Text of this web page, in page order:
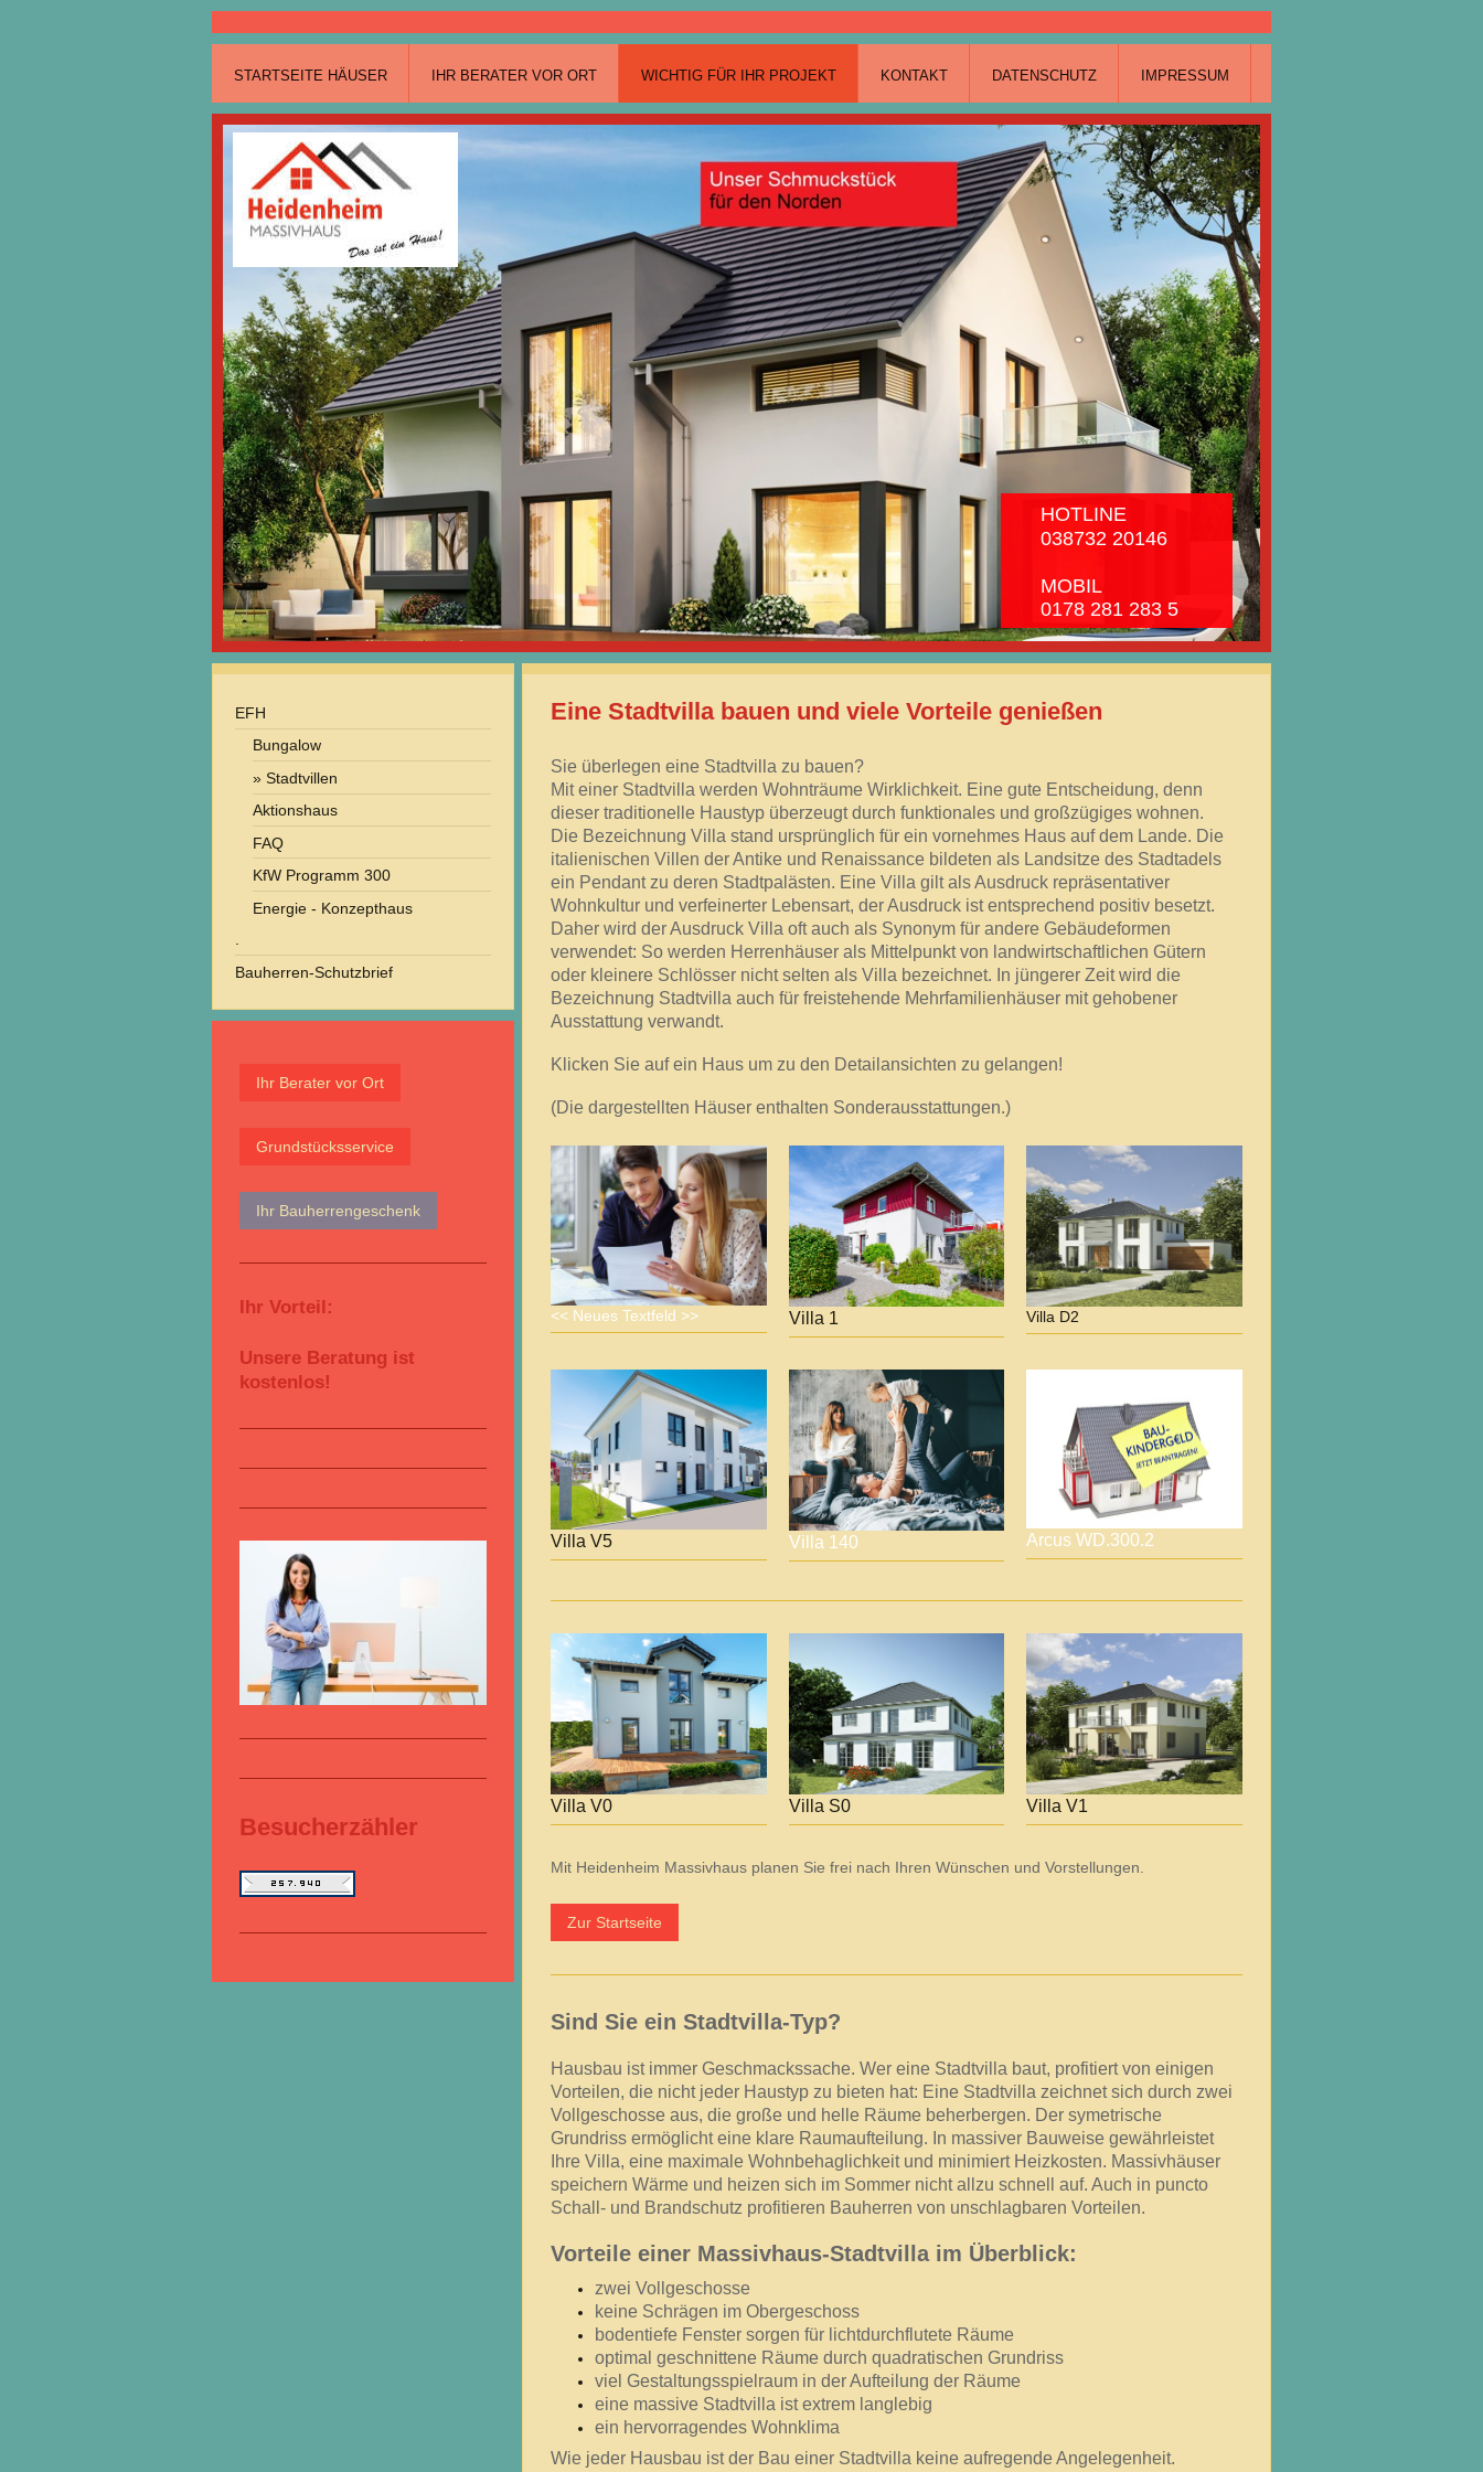
STARTSEITE HÄUSER IHR BERATER VOR ORT WICHTIG FÜR IHR PROJEKT KONTAKT DATENSCHUTZ IMPRESSUM
HOTLINE
038732 20146
MOBIL
0178 281 283 5
Eine Stadtvilla bauen und viele Vorteile genießen
Sie überlegen eine Stadtvilla zu bauen?
Mit einer Stadtvilla werden Wohnträume Wirklichkeit. Eine gute Entscheidung, denn
dieser traditionelle Haustyp überzeugt durch funktionales und großzügiges wohnen.
Die Bezeichnung Villa stand ursprünglich für ein vornehmes Haus auf dem Lande. Die
italienischen Villen der Antike und Renaissance bildeten als Landsitze des Stadtadels
ein Pendant zu deren Stadtpalästen. Eine Villa gilt als Ausdruck repräsentativer
Wohnkultur und verfeinerter Lebensart, der Ausdruck ist entsprechend positiv besetzt.
Daher wird der Ausdruck Villa oft auch als Synonym für andere Gebäudeformen
verwendet: So werden Herrenhäuser als Mittelpunkt von landwirtschaftlichen Gütern
oder kleinere Schlösser nicht selten als Villa bezeichnet. In jüngerer Zeit wird die
Bezeichnung Stadtvilla auch für freistehende Mehrfamilienhäuser mit gehobener
Ausstattung verwandt.
Klicken Sie auf ein Haus um zu den Detailansichten zu gelangen!
(Die dargestellten Häuser enthalten Sonderausstattungen.)
<< Neues Textfeld >> Villa 1 Villa D2
Villa V5 Villa 140 Arcus WD.300.2
Villa V0 Villa S0 Villa V1
Mit Heidenheim Massivhaus planen Sie frei nach Ihren Wünschen und Vorstellungen.
Zur Startseite
Sind Sie ein Stadtvilla-Typ?
Hausbau ist immer Geschmackssache. Wer eine Stadtvilla baut, profitiert von einigen
Vorteilen, die nicht jeder Haustyp zu bieten hat: Eine Stadtvilla zeichnet sich durch zwei
Vollgeschosse aus, die große und helle Räume beherbergen. Der symetrische
Grundriss ermöglicht eine klare Raumaufteilung. In massiver Bauweise gewährleistet
Ihre Villa, eine maximale Wohnbehaglichkeit und minimiert Heizkosten. Massivhäuser
speichern Wärme und heizen sich im Sommer nicht allzu schnell auf. Auch in puncto
Schall- und Brandschutz profitieren Bauherren von unschlagbaren Vorteilen.
Vorteile einer Massivhaus-Stadtvilla im Überblick:
zwei Vollgeschosse
keine Schrägen im Obergeschoss
bodentiefe Fenster sorgen für lichtdurchflutete Räume
optimal geschnittene Räume durch quadratischen Grundriss
viel Gestaltungsspielraum in der Aufteilung der Räume
eine massive Stadtvilla ist extrem langlebig
ein hervorragendes Wohnklima
Wie jeder Hausbau ist der Bau einer Stadtvilla keine aufregende Angelegenheit.
EFH
Bungalow
Stadtvillen
Aktionshaus
FAQ
KfW Programm 300
Energie - Konzepthaus
Bauherren-Schutzbrief
Ihr Berater vor Ort
Grundstücksservice
Ihr Bauherrengeschenk
Ihr Vorteil:
Unsere Beratung ist
kostenlos!
Besucherzähler